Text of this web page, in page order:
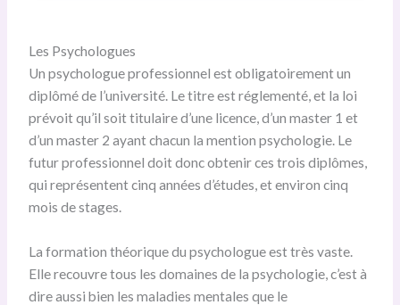
Les Psychologues
Un psychologue professionnel est obligatoirement un
diplômé de l’université. Le titre est réglementé, et la loi
prévoit qu’il soit titulaire d’une licence, d’un master 1 et
d’un master 2 ayant chacun la mention psychologie. Le
futur professionnel doit donc obtenir ces trois diplômes,
qui représentent cinq années d’études, et environ cinq
mois de stages.
La formation théorique du psychologue est très vaste.
Elle recouvre tous les domaines de la psychologie, c’est à
dire aussi bien les maladies mentales que le